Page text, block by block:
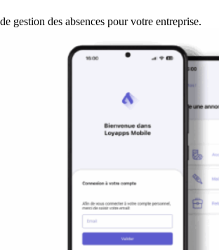
gestion des absences pour votre entreprise.